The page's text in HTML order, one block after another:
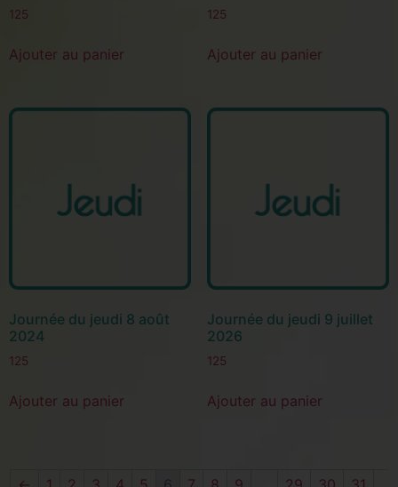
125
Ajouter au panier
125
Ajouter au panier
Journée du jeudi 8 août
2024
125
Ajouter au panier
Journée du jeudi 9 juillet
2026
125
Ajouter au panier